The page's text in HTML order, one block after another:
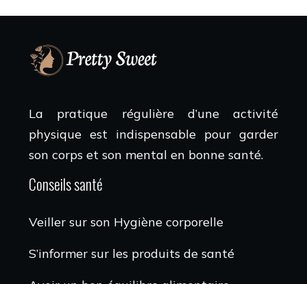
La pratique régulière d’une activité
physique est indispensable pour garder
son corps et son mental en bonne santé.
Conseils santé
Veiller sur son Hygiène corporelle
S’informer sur les produits de santé